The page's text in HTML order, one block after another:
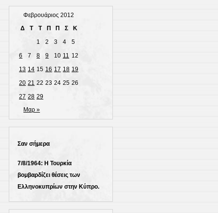
Φεβρουάριος 2012
Δ
Τ Τ Π Π Σ
Κ
1
2 3 4
5
6
7 8 9 10 11 12
13 14 15 16 17 18 19
20 21 22 23 24 25 26
27 28 29
Μαρ »
Σαν σήμερα
7/8/1964: Η Τουρκία
βομβαρδίζει θέσεις των
Ελληνοκυπρίων στην Κύπρο.